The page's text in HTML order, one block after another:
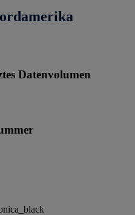
Datenvolumen